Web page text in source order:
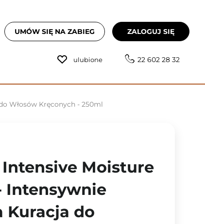
UMÓW SIĘ NA ZABIEG ZALOGUJ SIĘ
ulubione 22 602 28 32
Włosów Kręconych - 250ml
Moisture
Intensywnie
Kuracja do